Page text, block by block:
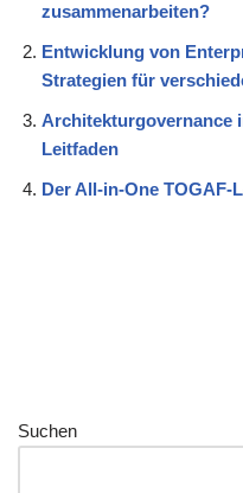
zusammenarbeiten?
Entwicklung von
Strategien für
Architekturgovernance
Leitfaden
Der All-in-One TOGAF-
Suchen